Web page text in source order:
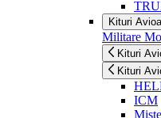
Kituri
Militare
Kituri
Kituri
ICM